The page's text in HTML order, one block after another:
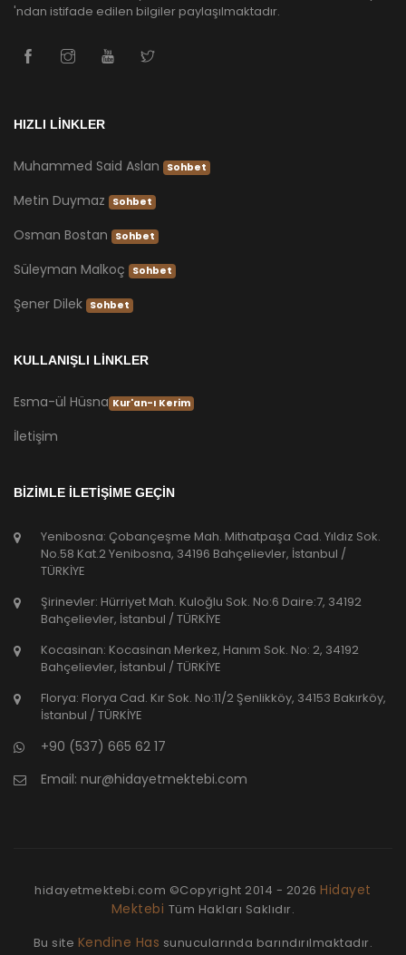
'ndan istifade edilen bilgiler paylaşılmaktadır.
HIZLI LİNKLER
Muhammed Said Aslan Sohbet
Metin Duymaz Sohbet
Osman Bostan Sohbet
Süleyman Malkoç Sohbet
Şener Dilek Sohbet
KULLANIŞLI LİNKLER
Esma-ül Hüsna Kur'an-ı Kerim
İletişim
BİZİMLE İLETİŞİME GEÇİN
Yenibosna: Çobançeşme Mah. Mithatpaşa Cad. Yıldız Sok.
No.58 Kat.2 Yenibosna, 34196 Bahçelievler, İstanbul /
TÜRKİYE
Şirinevler: Hürriyet Mah. Kuloğlu Sok. No:6 Daire:7, 34192
Bahçelievler, İstanbul / TÜRKİYE
Kocasinan: Kocasinan Merkez, Hanım Sok. No: 2, 34192
Bahçelievler, İstanbul / TÜRKİYE
Florya: Florya Cad. Kır Sok. No:11/2 Şenlikköy, 34153 Bakırköy,
İstanbul / TÜRKİYE
+90 (537) 665 62 17
Email: nur@hidayetmektebi.com
hidayetmektebi.com ©Copyright 2014 - 2026Hidayet
Mektebi Tüm Hakları Saklıdır.
Bu site Kendine Has sunucularında barındırılmaktadır.